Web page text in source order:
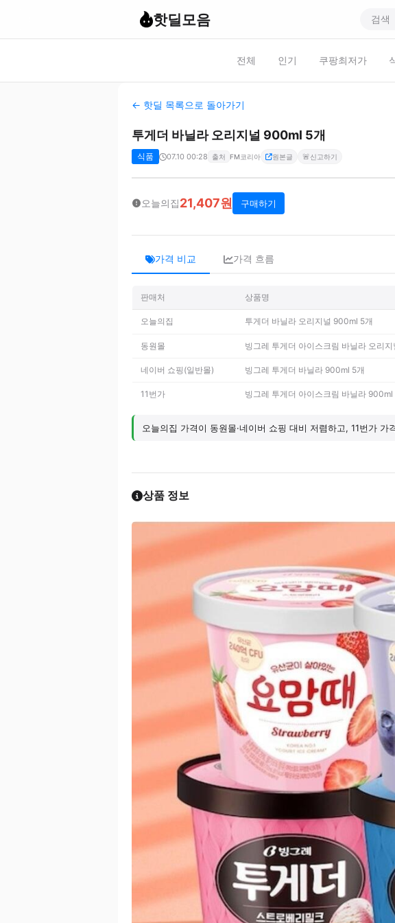
핫딜모음
전체 인기 쿠팡최저가
← 핫딜 목록으로 돌아가기
투게더 바닐라 오리지널 900ml 5개
식품 07.10 00:28 출처 FM코리아 원본글 🚨신고하기
오늘의집21,407원 구매하기
가격 비교 가격 흐름
판매처 상품명
오늘의집 투게더 바닐라 오리지널 900ml 5개
동원몰 빙그레 투게더 아이스크림 바닐라 오리
네이버 쇼핑(일반몰) 빙그레 투게더 바닐라 900ml 5개
11번가 빙그레 투게더 아이스크림 바닐라
오늘의집 가격이 동원몰·네이버 쇼핑 대비 저렴하고, 11번가
상품 정보